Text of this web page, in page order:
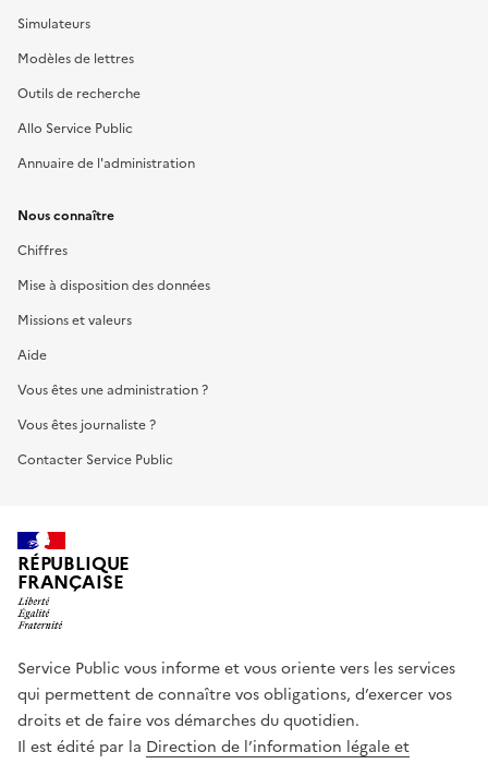
Simulateurs
Modèles de lettres
Outils de recherche
Allo Service Public
Annuaire de l'administration
Nous connaître
Chiffres
Mise à disposition des données
Missions et valeurs
Aide
Vous êtes une administration ?
Vous êtes journaliste ?
Contacter Service Public
RÉPUBLIQUE
FRANÇAISE
Service Public vous informe et vous oriente vers les services
qui permettent de connaître vos obligations, d’exercer vos
droits et de faire vos démarches du quotidien.
Il est édité par la Direction de l’information légale et